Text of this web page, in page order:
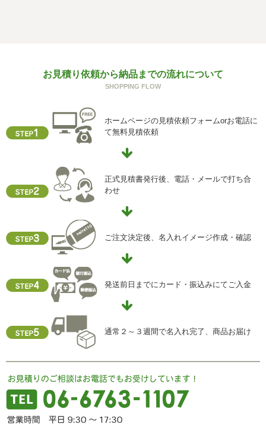
ご本人からの求めにより、当社が保有する保有個人データ
に関する開示、利用目的の通知、内容の訂正・追加または
供記録の開示(以下、開示等という)に応じます。
開示等に応ずる窓口は、下記「当社の個人情報の取扱いに
関する苦情、相談等の問合せ先」を参照してください。
クッキーやウェブビーコン等を用いるなどして、本人が容
易に認識できない方法による個人情報の取得を行っており
ません。
i) 個人情報保護方針
当社ホームページの個人情報保護方針をご覧下さい
住所 ：大阪市中央区瓦屋町2-13-5
TEL ： 06-6763-5415
FAX ： 06-6763-0829
お見積り依頼から納品までの流れについて
SHOPPING FLOW
ホームページの見積依頼フォームorお電話に
て無料見積依頼
正式見積書発行後、電話・メールで打ち合
わせ
ご注文決定後、名入れイメージ作成・確認
発送前日までにカード・振込みにてご入金
通常２～３週間で名入れ完了、商品お届け